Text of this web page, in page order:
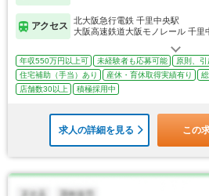
アクセス
北大阪急行電鉄 千里中央駅
大阪高速鉄道大阪モノレール 千里
年収550万円以上可 未経験者も応募可能
原則、引
住宅補助（手当）あり
産休・育休取得実績有り
店舗数30以上
積極採用中
求人の詳細を見る この